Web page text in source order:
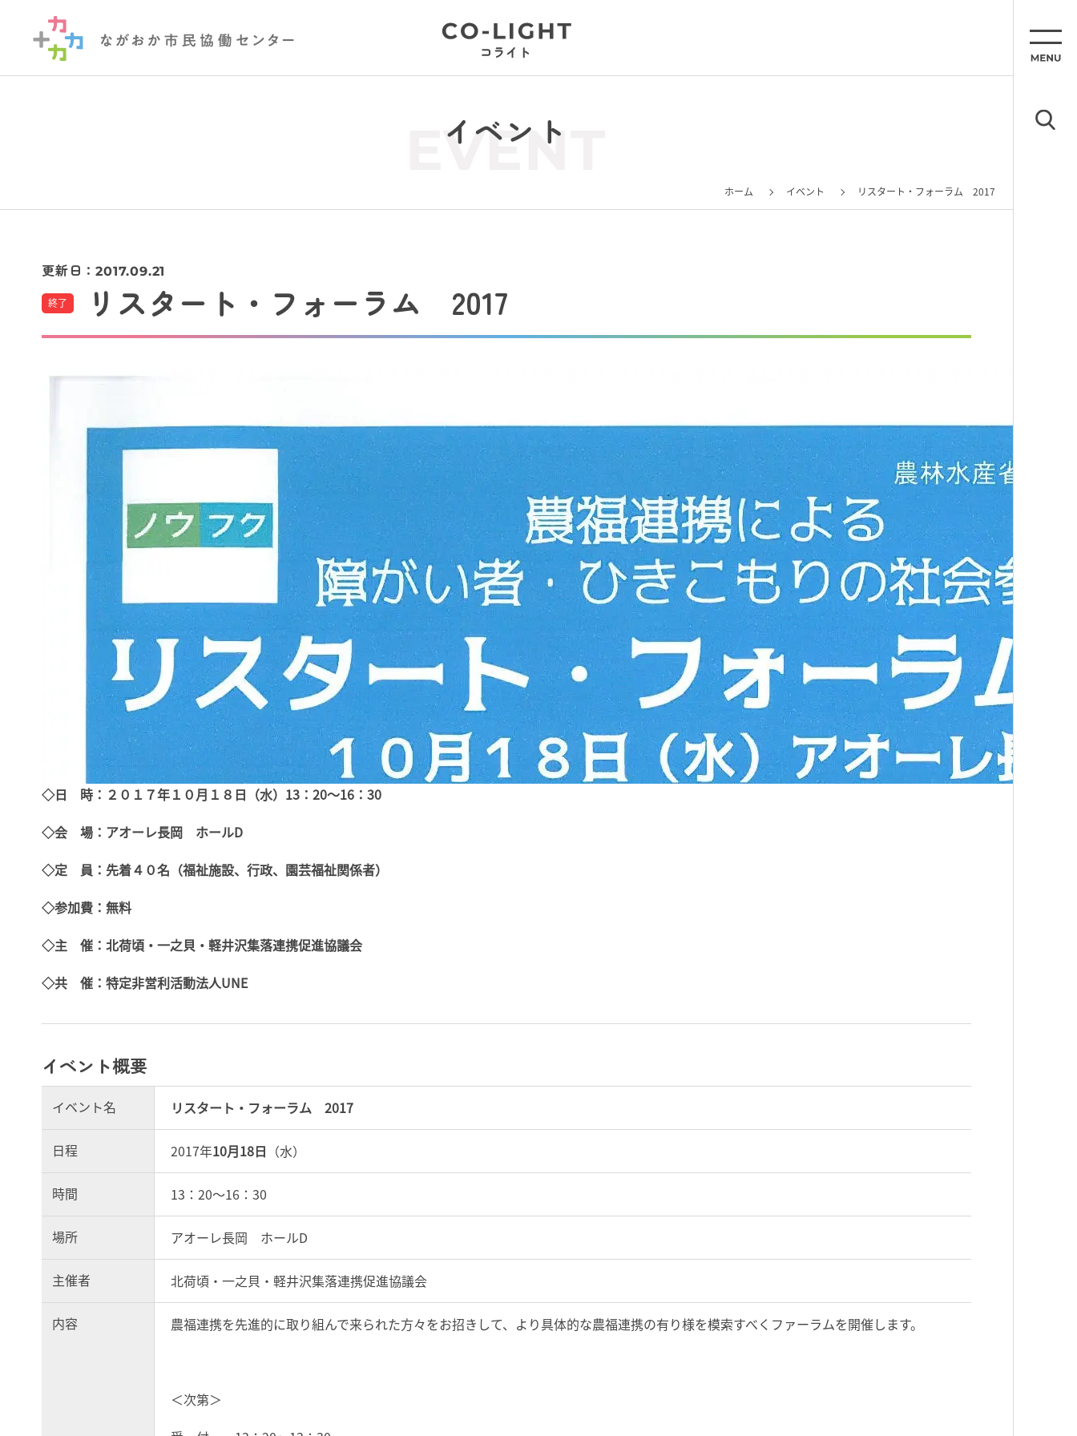
イベント
EVENT
ホーム イベント リスタート・フォーラム 2017
更新日：2017.09.21
終了 リスタート・フォーラム 2017
◇日 時：２０１７年１０月１８日（水）13：20～16：30
◇会 場：アオーレ長岡 ホールD
◇定 員：先着４０名（福祉施設、行政、園芸福祉関係者）
◇参加費：無料
◇主 催：北荷頃・一之貝・軽井沢集落連携促進協議会
◇共 催：特定非営利活動法人UNE
イベント概要
イベント名 リスタート・フォーラム 2017
日程 2017年10月18日 （水）
時間 13：20～16：30
場所 アオーレ長岡 ホールD
主催者 北荷頃・一之貝・軽井沢集落連携促進協議会
内容 農福連携を先進的に取り組んで来られた方々をお招きして、より具体的な農福連携の有り様を模索すべくファーラムを開催します。
＜次第＞